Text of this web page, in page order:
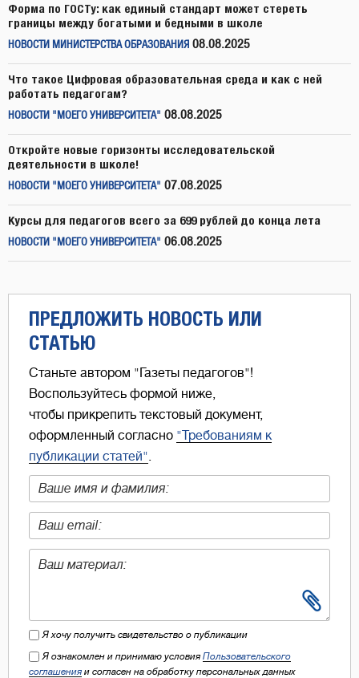
Форма по ГОСТу: как единый стандарт может стереть
границы между богатыми и бедными в школе
НОВОСТИ МИНИСТЕРСТВА ОБРАЗОВАНИЯ 08.08.2025
Что такое Цифровая образовательная среда и как с ней
работать педагогам?
НОВОСТИ "МОЕГО УНИВЕРСИТЕТА" 08.08.2025
Откройте новые горизонты исследовательской
деятельности в школе!
НОВОСТИ "МОЕГО УНИВЕРСИТЕТА" 07.08.2025
Курсы для педагогов всего за 699 рублей до конца лета
НОВОСТИ "МОЕГО УНИВЕРСИТЕТА" 06.08.2025
ПРЕДЛОЖИТЬ НОВОСТЬ ИЛИ
СТАТЬЮ
Станьте автором "Газеты педагогов"!
Воспользуйтесь формой ниже,
чтобы прикрепить текстовый документ,
оформленный согласно "Требованиям к
публикации статей".
Я хочу получить свидетельство о публикации
Я ознакомлен и принимаю условия Пользовательского
соглашения и согласен на обработку персональных данных